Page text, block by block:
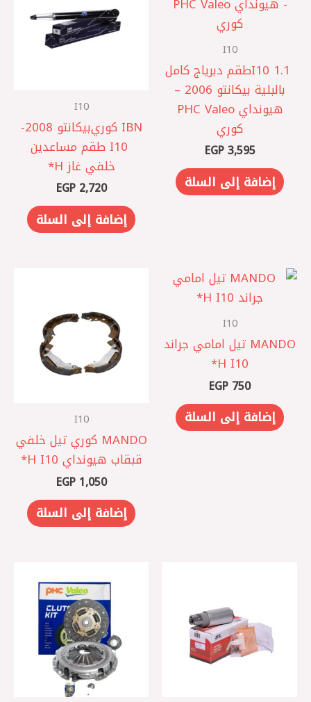
I10
I10 1.1 ‎طقم دبرياج كامل
بالبلية بيكانتو 2006 –
هيونداي PHC Valeo
كوري
EGP3,595
إضافة إلى السلة
I10
IBN كوري ‎بيكانتو 2008-
I10 ‎ طقم مساعدين
خلفي غاز H*
EGP2,720
إضافة إلى السلة
I10
MANDO تيل امامي جراند
I10 ‏H*
EGP 750
إضافة إلى السلة I10
MANDO كوري تيل خلفي
قبقاب هيونداي I10 ‏H*
EGP1,050
إضافة إلى السلة